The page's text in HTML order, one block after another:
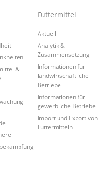
&
-
Futtermittel
Aktuell
Analytik &
Zusammensetzung
Informationen für
landwirtschaftliche
Betriebe
Informationen für
gewerbliche Betriebe
Import und Export von
Futtermitteln